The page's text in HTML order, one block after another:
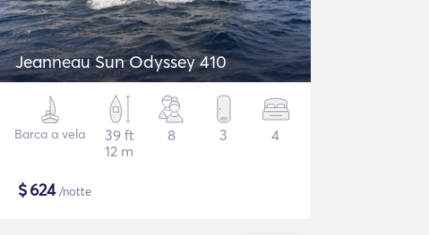
Jeanneau Sun Odyssey 410
Barca a vela
39 ft
12 m
8 3 4
$624/notte